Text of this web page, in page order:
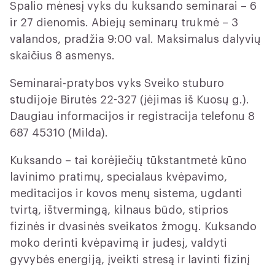
Spalio mėnesį vyks du kuksando seminarai – 6
ir 27 dienomis. Abiejų seminarų trukmė – 3
valandos, pradžia 9:00 val. Maksimalus dalyvių
skaičius 8 asmenys.
Seminarai-pratybos vyks Sveiko stuburo
studijoje Birutės 22-327 (įėjimas iš Kuosų g.).
Daugiau informacijos ir registracija telefonu 8
687 45310 (Milda).
Kuksando – tai korėjiečių tūkstantmetė kūno
lavinimo pratimų, specialaus kvėpavimo,
meditacijos ir kovos menų sistema, ugdanti
tvirtą, ištvermingą, kilnaus būdo, stiprios
fizinės ir dvasinės sveikatos žmogų. Kuksando
moko derinti kvėpavimą ir judesį, valdyti
gyvybės energiją, įveikti stresą ir lavinti fizinį